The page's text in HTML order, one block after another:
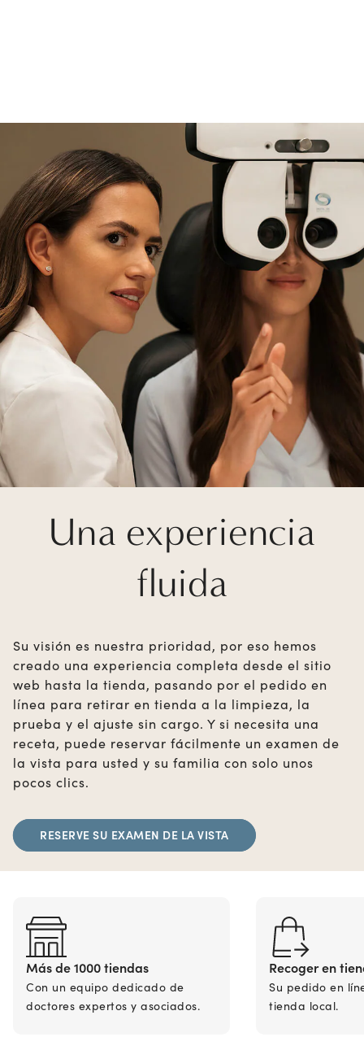
Una experiencia
fluida
Su visión es nuestra prioridad, por eso hemos
creado una experiencia completa desde el sitio
web hasta la tienda, pasando por el pedido en
línea para retirar en tienda a la limpieza, la
prueba y el ajuste sin cargo. Y si necesita una
receta, puede reservar fácilmente un examen de
la vista para usted y su familia con solo unos
pocos clics.
RESERVE SU EXAMEN DE LA VISTA
Más de 1000 tiendas
Con un equipo dedicado de
doctores expertos y asociados.
Recoger en
Su pedido en
tienda local.